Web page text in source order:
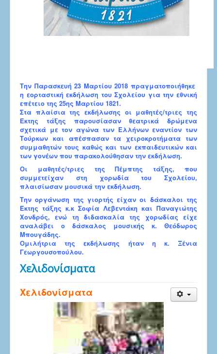
Την Παρασκευή 23 Μαρτίου 2018 πραγματοποιήθηκε
η εορταστική εκδήλωση του Σχολείου για την εθνική
επέτειο της 25ης Μαρτίου 1821.
Στα πλαίσια της εκδήλωσης οι μαθητές/τριες της
Έκτης τάξης παρουσίασαν θεατρικά δρώμενα
σχετικά με τον αγώνα των Ελλήνων εναντίον των
Τούρκων και απέσπασαν τα χειροκροτήματα των
συμμαθητών τους καθώς και των εκπαιδευτικών και
των γονέων που παρακολούθησαν την εκδήλωση.
Οι μαθητές/τριες της Πέμπτης τάξης, που
συμμετείχαν στη χορωδία του Σχολείου,
πλαισίωσαν μουσικά την εκδήλωση.
Την οργάνωση της γιορτής είχαν οι δάσκαλοι της
Έκτης τάξης κ.κ Σοφία Λεβεντάκη και Παναγιώτης
Χονδρός, ενώ τη διδασκαλία της χορωδίας είχε
αναλάβει ο δάσκαλος μουσικής κ. Θεόδωρος
Μπουγάδης.
Ομιλήτρια της εκδήλωσης ήταν η κ. Ξένια
Γεωργουσοπούλου.
Χελιδονίσματα
Χελιδονίσματα